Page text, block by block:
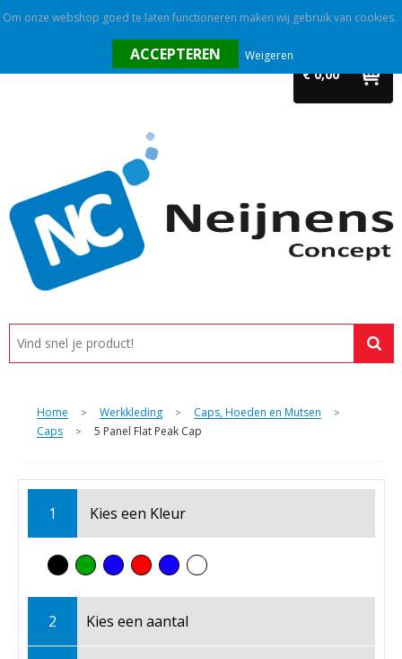
€ 0,00
Promotietextiel
Tassen
Alle categorieën
Custom made
Home > Werkkleding > Caps, Hoeden en Mutsen >
Caps > 5 Panel Flat Peak Cap
1 Kies een Kleur
2 Kies een aantal
Om onze webshop goed te laten functioneren maken wij gebruik van cookies.
Weigeren